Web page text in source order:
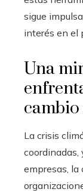
sigue
interés en el
Una
La crisis
coordinadas,
empresas, la